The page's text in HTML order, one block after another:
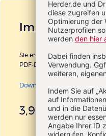
Im Einzelkauf
Sie erhalten diesen Artikel als
PDF-Datei.
Download sofort verfügbar
3,95 €inkl. MwSt